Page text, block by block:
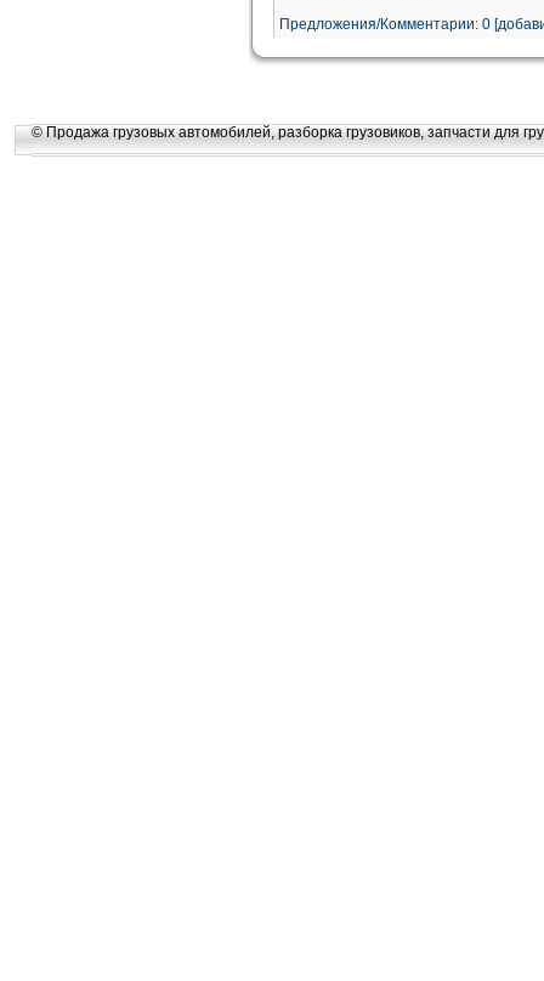
Предложения/Комментарии: 0
© Продажа грузовых автомобилей, разборка грузовиков, запчасти для